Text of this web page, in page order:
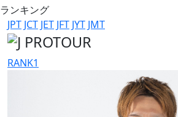
ランキング
JPT JCT JET JFT JYT JMT
RANK1